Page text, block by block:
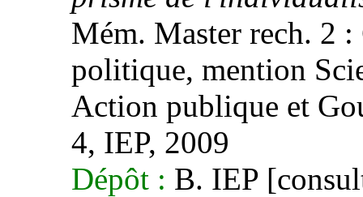
Mém. Master rech. 2
politique, mention
Action publique et
4, IEP, 2009
Dépôt : B. IEP